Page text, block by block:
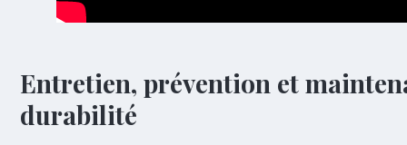
Entretien, prévention et
durabilité